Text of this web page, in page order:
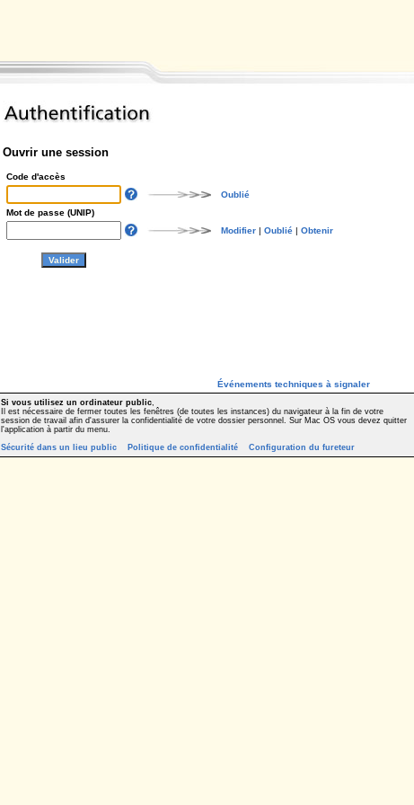
Ouvrir une session
Code d'accès
Oublié
Mot de passe (UNIP)
Modifier | Oublié | Obtenir
Événements techniques à signaler
Si vous utilisez un ordinateur public,
Il est nécessaire de fermer toutes les fenêtres (de toutes les instances) du navigateur à la fin de votre
session de travail afin d'assurer la confidentialité de votre dossier personnel. Sur Mac OS vous devez quitter
l'application à partir du menu.
Sécurité dans un lieu public
Politique de confidentialité Configuration du fureteur